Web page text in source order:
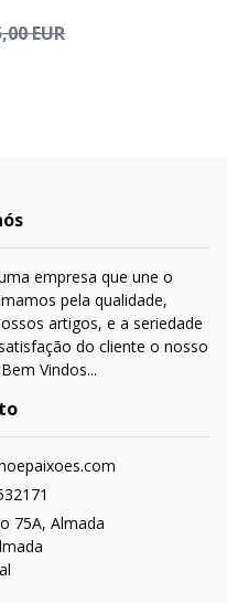
EUR
empresa que une o
pela qualidade,
artigos, e a seriedade
do cliente o nosso
Vindos...
75A, Almada